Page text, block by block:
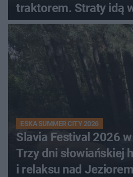
traktorem. Straty idą
ESKA SUMMER CITY 2026
Slavia Festival 2026
Trzy dni słowiańskiej
i relaksu nad